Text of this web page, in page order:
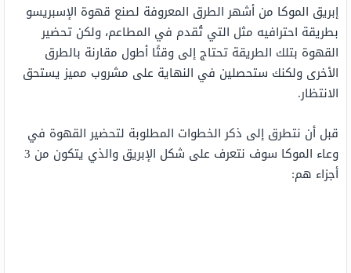
إبريق الموكا من أشهر الطرق المعروفة لصنع قهوة الإسبريسو
بطريقة احترافيه مثل التي تُقدم في المطاعم، ولكن تحضير
القهوة بتلك الطريقة تحتاج إلى وقتًا أطول مقارنة بالطرق
الأخرى ولكنك ستحصلين في النهاية على مشروب مميز يستحق
الانتظار.
قبل أن نتطرق إلى ذكر الخطوات المطلوبة لتحضير القهوة في
وعاء الموكا سوف نتعرف على شكل الإبريق والذي يتكون من 3
أجزاء هم: